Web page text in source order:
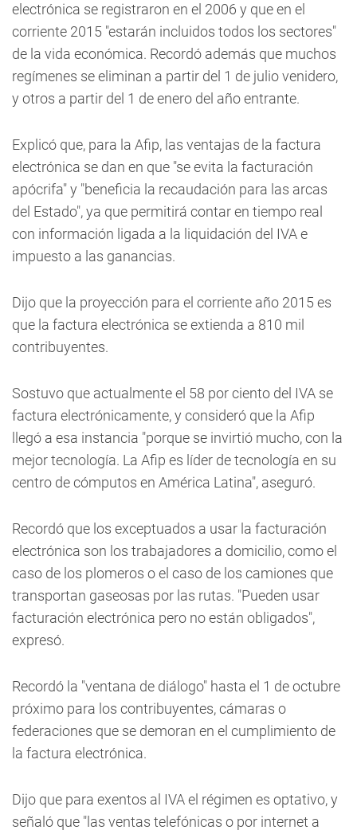
electrónica se registraron en el 2006 y que en el
corriente 2015 "estarán incluidos todos los sectores"
de la vida económica. Recordó además que muchos
regímenes se eliminan a partir del 1 de julio venidero,
y otros a partir del 1 de enero del año entrante.
Explicó que, para la Afip, las ventajas de la factura
electrónica se dan en que "se evita la facturación
apócrifa" y "beneficia la recaudación para las arcas
del Estado", ya que permitirá contar en tiempo real
con información ligada a la liquidación del IVA e
impuesto a las ganancias.
Dijo que la proyección para el corriente año 2015 es
que la factura electrónica se extienda a 810 mil
contribuyentes.
Sostuvo que actualmente el 58 por ciento del IVA se
factura electrónicamente, y consideró que la Afip
llegó a esa instancia "porque se invirtió mucho, con la
mejor tecnología. La Afip es líder de tecnología en su
centro de cómputos en América Latina", aseguró.
Recordó que los exceptuados a usar la facturación
electrónica son los trabajadores a domicilio, como el
caso de los plomeros o el caso de los camiones que
transportan gaseosas por las rutas. "Pueden usar
facturación electrónica pero no están obligados",
expresó.
Recordó la "ventana de diálogo" hasta el 1 de octubre
próximo para los contribuyentes, cámaras o
federaciones que se demoran en el cumplimiento de
la factura electrónica.
Dijo que para exentos al IVA el régimen es optativo, y
señaló que "las ventas telefónicas o por internet a